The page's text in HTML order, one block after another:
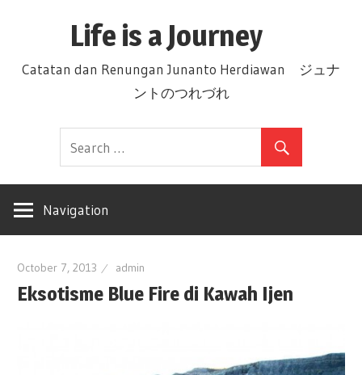
Life is a Journey
Catatan dan Renungan Junanto Herdiawan ジュナ
ントのつれづれ
Navigation
October 7, 2013 admin
Eksotisme Blue Fire di Kawah Ijen